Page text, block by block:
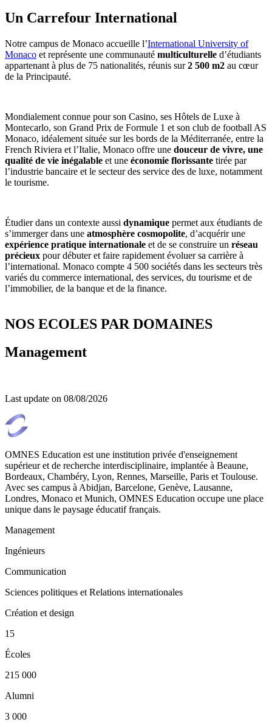
Un Carrefour International
Notre campus de Monaco accueille l’International University of
Monaco et représente une communauté multiculturelle d’étudiants
appartenant à plus de 75 nationalités, réunis sur2 500 m2 au cœur
de la Principauté.
Mondialement connue pour son Casino, ses Hôtels de Luxe à
Montecarlo, son Grand Prix de Formule 1 et son club de football AS
Monaco, idéalement située sur les bords de la Méditerranée, entre la
French Riviera et l’Italie, Monaco offre une douceur de vivre, une
qualité de vie inégalable et une économie florissante tirée par
l’industrie bancaire et le secteur des service des de luxe, notamment
le tourisme.
Étudier dans un contexte aussi dynamique permet aux étudiants de
s’immerger dans une atmosphère cosmopolite, d’acquérir une
expérience pratique internationale et de se construire un réseau
précieux pour débuter et faire rapidement évoluer sa carrière à
l’international. Monaco compte 4 500 sociétés dans les secteurs très
variés du commerce international, des services, du tourisme et de
l’immobilier, de la banque et de la finance.
NOS ECOLES PAR DOMAINES
Management
Last update on 08/08/2026
OMNES Education est une institution privée d'enseignement
supérieur et de recherche interdisciplinaire, implantée à Beaune,
Bordeaux, Chambéry, Lyon, Rennes, Marseille, Paris et Toulouse.
Avec ses campus à Abidjan, Barcelone, Genève, Lausanne,
Londres, Monaco et Munich, OMNES Education occupe une place
unique dans le paysage éducatif français.
Management
Ingénieurs
Communication
Sciences politiques et Relations internationales
Création et design
15
Écoles
215 000
Alumni
3 000